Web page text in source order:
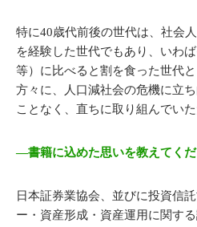
特に40歳代前後の世代は、社会
を経験した世代でもあり、いわ
等）に比べると割を食った世代
方々に、人口減社会の危機に立
ことなく、直ちに取り組んでい
―書籍に込めた思いを教えてくだ
日本証券業協会、並びに投資信
ー・資産形成・資産運用に関す